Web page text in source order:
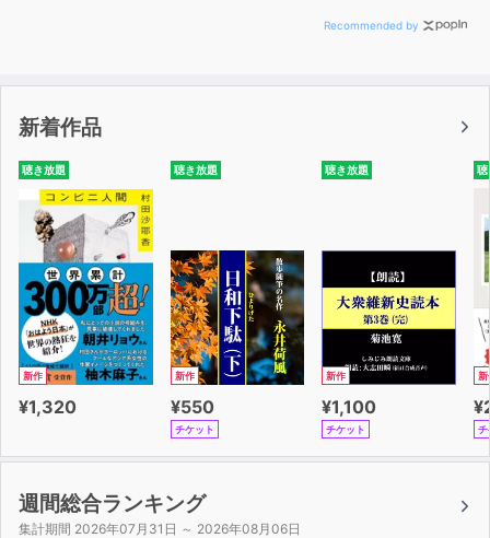
Recommended by
新着作品
聴き放題
新作
¥1,320
聴き放題
新作
¥550
チケット
聴き放題
新作
¥1,100
チケット
聴
新
チ
週間総合ランキング
集計期間 2026年07月31日 ～ 2026年08月06日